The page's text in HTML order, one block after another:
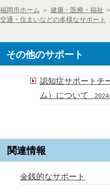
福岡市ホーム ＞ 健康・医療・福祉 ＞
交通・住まいなどの多様なサポート
その他のサポート
認知症サポートチ
ム）について
2024
関連情報
金銭的なサポート